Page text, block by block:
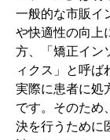
一般的な市販イ
や快適性の向上
方、「矯正イン
ィクス」と呼ば
実際に患者に処
です。そのため
決を行うために